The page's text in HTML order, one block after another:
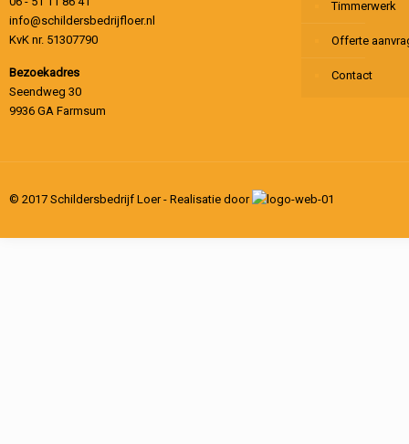
info@schildersbedrijfloer.nl
KvK nr. 51307790
Bezoekadres
Seendweg 30
9936 GA Farmsum
Timmerwerk
Offerte
Contact
© 2017 Schildersbedrijf Loer - Realisatie door